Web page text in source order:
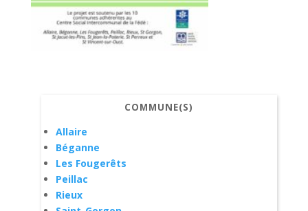
COMMUNE(S)
Allaire
Béganne
Les Fougerêts
Peillac
Rieux